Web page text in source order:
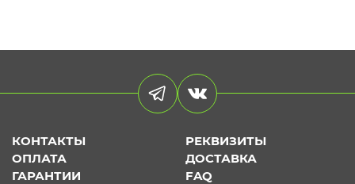
КОНТАКТЫ
РЕКВИЗИТЫ
ОПЛАТА
ДОСТАВКА
ГАРАНТИИ
FAQ